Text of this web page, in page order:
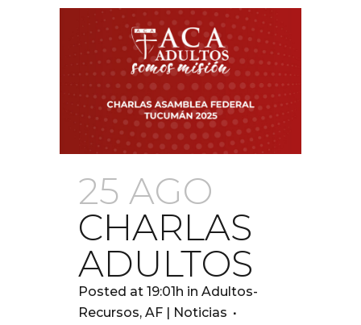
25 AGO
CHARLAS
ADULTOS
Posted at 19:01h in Adultos-
Recursos, AF | Noticias